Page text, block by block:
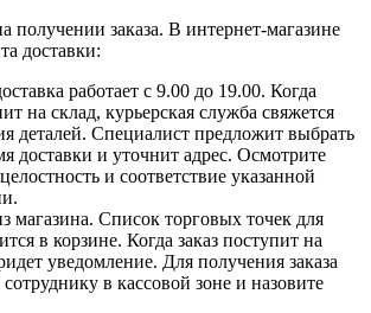
получении заказа. В интернет-магазине
доставки:
работает с 9.00 до 19.00. Когда
на склад, курьерская служба свяжется
деталей. Специалист предложит выбрать
доставки и уточнит адрес. Осмотрите
и соответствие указанной
магазина. Список торговых точек для
в корзине. Когда заказ поступит на
уведомление. Для получения заказа
сотруднику в кассовой зоне и назовите